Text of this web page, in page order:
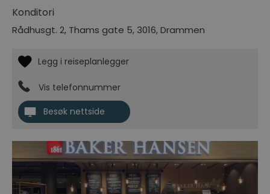
Konditori
Rådhusgt. 2, Thams gate 5, 3016,Drammen
Vis telefonnummer
Besøk nettside